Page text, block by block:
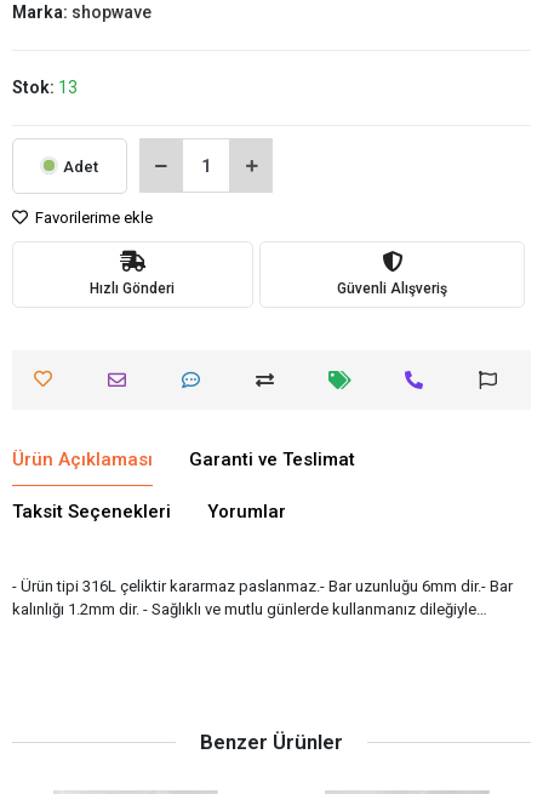
Marka: shopwave
Stok: 13
Adet
Favorilerime ekle
Hızlı Gönderi Güvenli Alışveriş
Ürün Açıklaması Garanti ve Teslimat
Taksit Seçenekleri Yorumlar
- Ürün tipi 316L çeliktir kararmaz paslanmaz.- Bar uzunluğu 6mm dir.- Bar
kalınlığı 1.2mm dir. - Sağlıklı ve mutlu günlerde kullanmanız dileğiyle…
Benzer Ürünler